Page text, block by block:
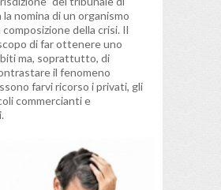
nomina di un organismo
composizione della crisi. Il
di far ottenere uno
ma, soprattutto, di
il fenomeno
farvi ricorso i privati, gli
commercianti e